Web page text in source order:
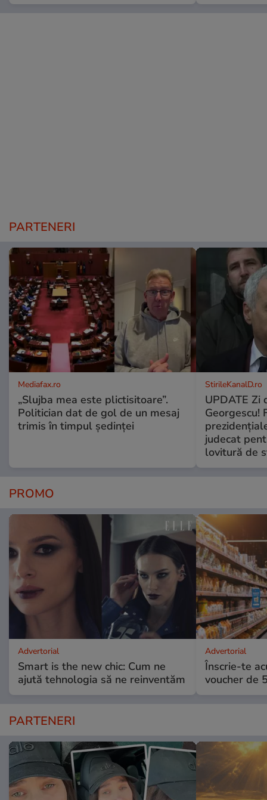
PARTENERI
Mediafax.ro
„Slujba mea este plictisitoare”.
Politician dat de gol de un mesaj
trimis în timpul ședinței
StirileKanalD.ro
UPDATE Zi
Georgescu!
judecat
lovitură de
PROMO
Advertorial
Smart is the new chic: Cum ne
ajută tehnologia să ne reinventăm
Advertorial
Înscrie-te
voucher de
PARTENERI